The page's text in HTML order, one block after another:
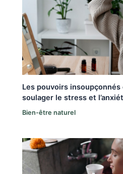
Les pouvoirs
soulager le stress et
Bien-être naturel